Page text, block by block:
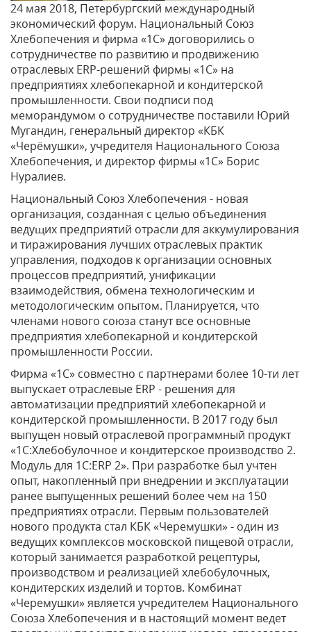
24 мая 2018, Петербургский международный
экономический форум. Национальный Союз
Хлебопечения и фирма «1С» договорились о
сотрудничестве по развитию и продвижению
отраслевых ERP-решений фирмы «1С» на
предприятиях хлебопекарной и кондитерской
промышленности. Свои подписи под
меморандумом о сотрудничестве поставили Юрий
Мугандин, генеральный директор «КБК
«Черёмушки», учредителя Национального Союза
Хлебопечения, и директор фирмы «1С» Борис
Нуралиев.
Национальный Союз Хлебопечения - новая
организация, созданная с целью объединения
ведущих предприятий отрасли для аккумулирования
и тиражирования лучших отраслевых практик
управления, подходов к организации основных
процессов предприятий, унификации
взаимодействия, обмена технологическим и
методологическим опытом. Планируется, что
членами нового союза станут все основные
предприятия хлебопекарной и кондитерской
промышленности России.
Фирма «1С» совместно с партнерами более 10-ти лет
выпускает отраслевые ERP - решения для
автоматизации предприятий хлебопекарной и
кондитерской промышленности. В 2017 году был
выпущен новый отраслевой программный продукт
«1С:Хлебобулочное и кондитерское производство 2.
Модуль для 1С:ERP 2». При разработке был учтен
опыт, накопленный при внедрении и эксплуатации
ранее выпущенных решений более чем на 150
предприятиях отрасли. Первым пользователей
нового продукта стал КБК «Черемушки» - один из
ведущих комплексов московской пищевой отрасли,
который занимается разработкой рецептуры,
производством и реализацией хлебобулочных,
кондитерских изделий и тортов. Комбинат
«Черемушки» является учредителем Национального
Союза Хлебопечения и в настоящий момент ведет